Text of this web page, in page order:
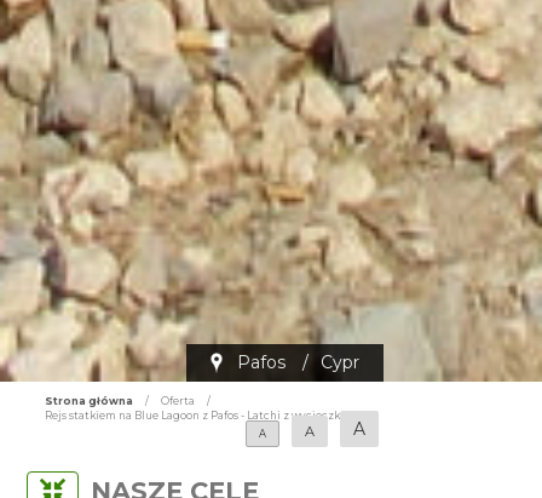
Pafos / Cypr
Strona główna / Oferta
/
Rejs statkiem na Blue Lagoon z Pafos - Latchi z wycieczką
A
A A
NASZE CELE